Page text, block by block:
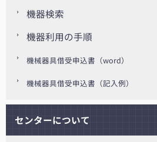
機器検索
機器利用の手順
機械器具借受申込書（word）
機械器具借受申込書（記入例）
センターについて